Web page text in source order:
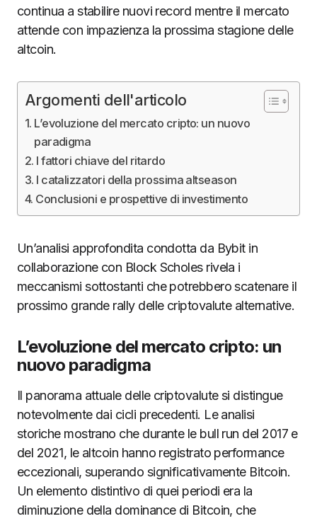
continua a stabilire nuovi record mentre il mercato
attende con impazienza la prossima stagione delle
altcoin.
Argomenti dell'articolo
L’evoluzione del mercato cripto: un nuovo
paradigma
I fattori chiave del ritardo
I catalizzatori della prossima altseason
Conclusioni e prospettive di investimento
Un’analisi approfondita condotta da Bybit in
collaborazione con Block Scholes rivela i
meccanismi sottostanti che potrebbero scatenare il
prossimo grande rally delle criptovalute alternative.
L’evoluzione del mercato cripto: un
nuovo paradigma
Il panorama attuale delle criptovalute si distingue
notevolmente dai cicli precedenti. Le analisi
storiche mostrano che durante le bull run del 2017 e
del 2021, le altcoin hanno registrato performance
eccezionali, superando significativamente Bitcoin.
Un elemento distintivo di quei periodi era la
diminuzione della dominance di Bitcoin, che